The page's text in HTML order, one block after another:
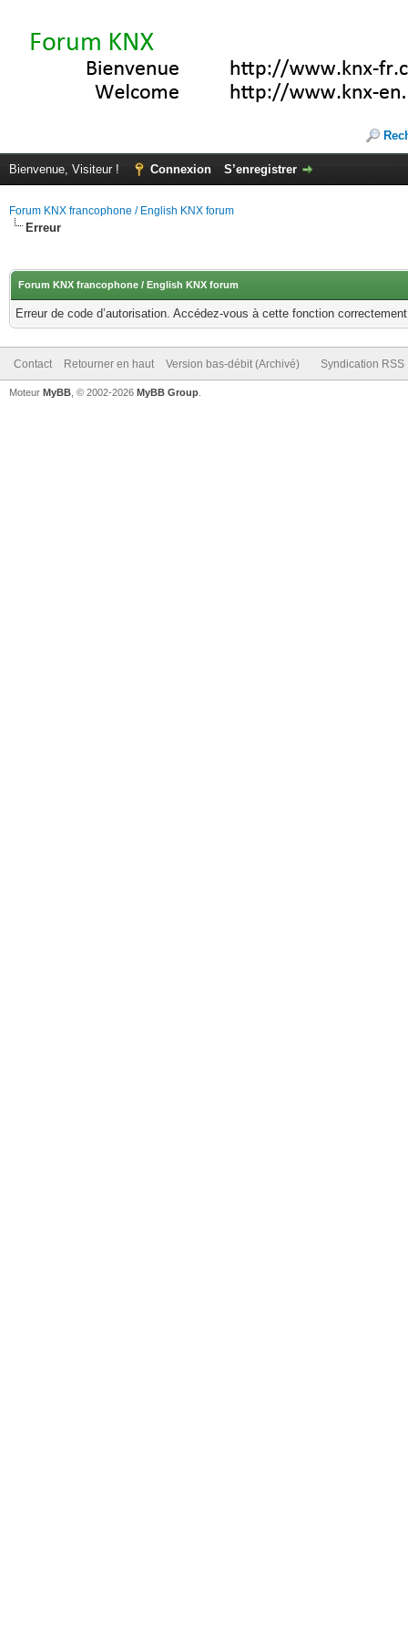
Bienvenue, Visiteur ! Connexion S’enregistrer
Forum KNX francophone / English KNX forum
Erreur
Forum KNX francophone / English KNX forum
Erreur de code d’autorisation. Accédez-vous à cette fonction
Contact Retourner en haut Version bas-débit (Archivé) Syndication RSS
Moteur MyBB , © 2002-2026 MyBB Group